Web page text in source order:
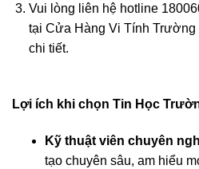
Vui lòng liên hệ hotline
tại Cửa Hàng Vi Tính
chi tiết.
Lợi ích khi chọn Tin Học
Kỹ thuật viên chuyên
tạo chuyên sâu, am hiểu